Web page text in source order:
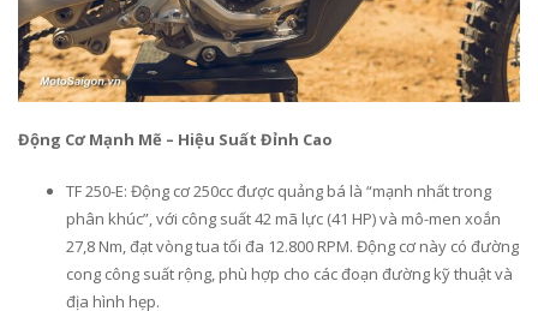
Động Cơ Mạnh Mẽ – Hiệu Suất Đỉnh Cao
TF 250-E: Động cơ 250cc được quảng bá là “mạnh nhất trong
phân khúc”, với công suất 42 mã lực (41 HP) và mô-men xoắn
27,8 Nm, đạt vòng tua tối đa 12.800 RPM. Động cơ này có đường
cong công suất rộng, phù hợp cho các đoạn đường kỹ thuật và
địa hình hẹp.